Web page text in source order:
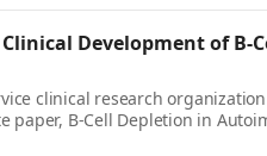
Development of B-
clinical research
paper, B-Cell Depletion in
providing practica...